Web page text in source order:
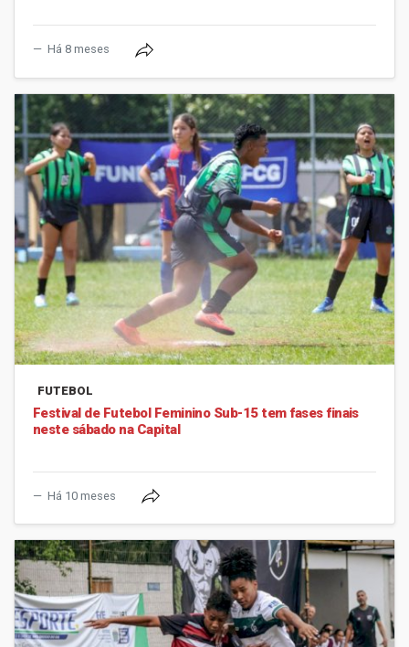
Há 8 meses
FUTEBOL
Festival de Futebol Feminino Sub-15 tem fases finais
neste sábado na Capital
Há 10 meses